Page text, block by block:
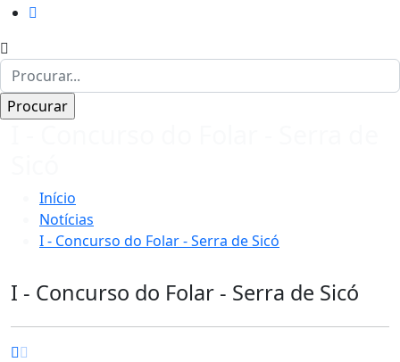
Início
Notícias
I - Concurso do Folar - Serra de Sicó
I - Concurso do Folar - Serra de Sicó